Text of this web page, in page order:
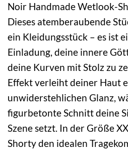
Noir Handmade Wetlook-
Dieses atemberaubende
ein Kleidungsstück – es ist
Einladung, deine innere
deine Kurven mit Stolz zu
Effekt verleiht deiner Haut
unwiderstehlichen Glanz,
figurbetonte Schnitt deine
Szene setzt. In der Größe
Shorty den idealen